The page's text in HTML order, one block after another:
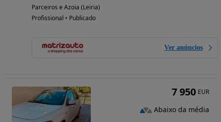
Parceiros e Azoia (Leiria)
Profissional • Publicado
Ver anúncios
7 950 EUR
Abaixo da média